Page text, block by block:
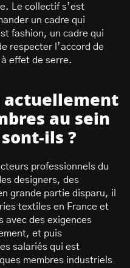
Le collectif s’est
un cadre qui
fashion, un cadre qui
respecter l’accord de
effet de serre.
actuellement
au sein
ils ?
professionnels du
designers, des
grande partie disparu, il
textiles en France et
avec des exigences
et puis
salariés qui est
membres industriels